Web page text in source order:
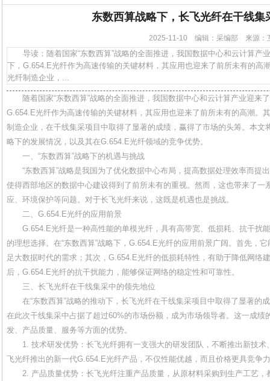
东数西算战略下，长飞光纤在干线集
2025-11-10 编辑：采编部 来源
导读：随着国家“东数西算”战略的全面推进，我国数据中心和云计算产
下，G.654.E光纤作为高速传输的关键材料，其应用也迎来了前所未有的高
光纤制造企业，...
随着国家“东数西算”战略的全面推进，我国数据中心和云计算产业迎来
G.654.E光纤作为高速传输的关键材料，其应用也迎来了前所未有的高潮。
制造企业，在干线集采项目中取得了显著的成绩，赢得了市场的头筹。本文
略下的发展情况，以及其在G.654.E光纤领域的竞争优势。
一、“东数西算”战略下的机遇与挑战
“东数西算”战略是我国为了优化数据中心布局，提高数据处理效率而提
使得西部地区的数据中心建设得到了前所未有的重视。然而，这也带来了一
应、环境保护等问题。对于长飞光纤来说，这既是机遇也是挑战。
二、G.654.E光纤的应用前景
G.654.E光纤是一种高性能的单模光纤，具有高带宽、低损耗、抗干扰
的理想选择。在“东数西算”战略下，G.654.E光纤的应用前景广阔。首先，
足大数据时代的需求；其次，G.654.E光纤的低损耗特性，有助于降低网络
后，G.654.E光纤的抗干扰能力，能够保证网络的稳定性和可靠性。
三、长飞光纤在干线集采中的领先地位
在“东数西算”战略的推动下，长飞光纤在干线集采项目中取得了显著的
在此次干线集采中占据了超过60%的市场份额，成为市场领导者。这一成绩
发、产品质量、服务等方面的优势。
1. 技术研发优势：长飞光纤拥有一支强大的研发团队，不断推出新技
飞光纤推出的新一代G.654.E光纤产品，不仅性能优越，而且价格更具竞争
2. 产品质量优势：长飞光纤注重产品质量，从原材料采购到生产工艺